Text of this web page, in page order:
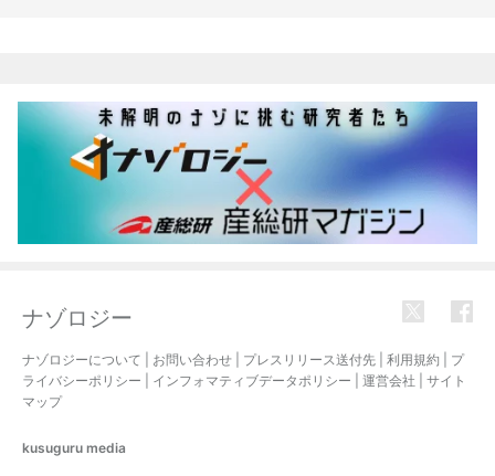
ナゾロジー
ナゾロジーについて お問い合わせ プレスリリース送付先 利用規約
プ
ライバシーポリシー
インフォマティブデータポリシー 運営会社
サイト
マップ
kusuguru media